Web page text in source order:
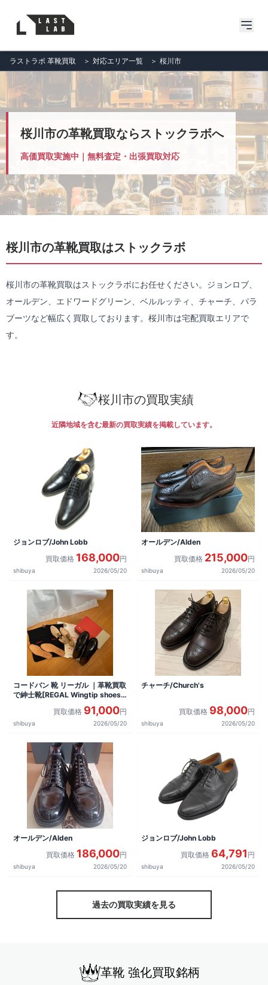
ラストラボ 革靴買取 ＞ 対応エリア一覧 ＞ 桜川市
桜川市の革靴買取ならストックラボへ
高価買取実施中｜無料査定・出張買取対応
桜川市の革靴買取はストックラボ
桜川市の革靴買取はストックラボにお任せください。ジョンロブ、
オールデン、エドワードグリーン、ベルルッティ、チャーチ、パラ
ブーツなど幅広く買取しております。桜川市は宅配買取エリアで
す。
桜川市の買取実績
近隣地域を含む最新の買取実績を掲載しています。
ジョンロブ/John Lobb
買取価格 168,000円
shibuya 2026/05/20
オールデン/Alden
買取価格 215,000円
shibuya 2026/05/20
コードバン 靴 リーガル ｜革靴買取
で紳士靴[REGAL Wingtip shoes]
買取価格 91,000円
shibuya 2026/05/20
チャーチ/Church's
買取価格 98,000円
shibuya 2026/05/20
オールデン/Alden
買取価格 186,000円
shibuya 2026/05/20
ジョンロブ/John Lobb
買取価格 64,791 円
shibuya 2026/05/20
過去の買取実績を見る
革靴 強化買取銘柄